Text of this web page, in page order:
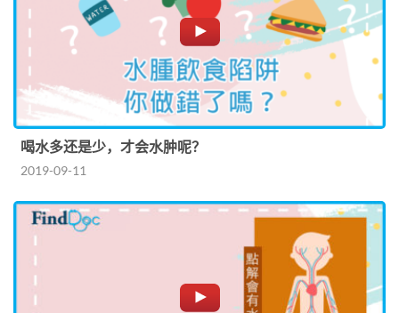
喝水多还是少，才会水肿呢？
2019-09-11